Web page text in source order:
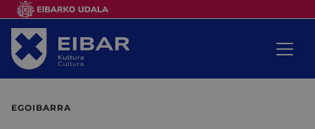
EGOIBARRA